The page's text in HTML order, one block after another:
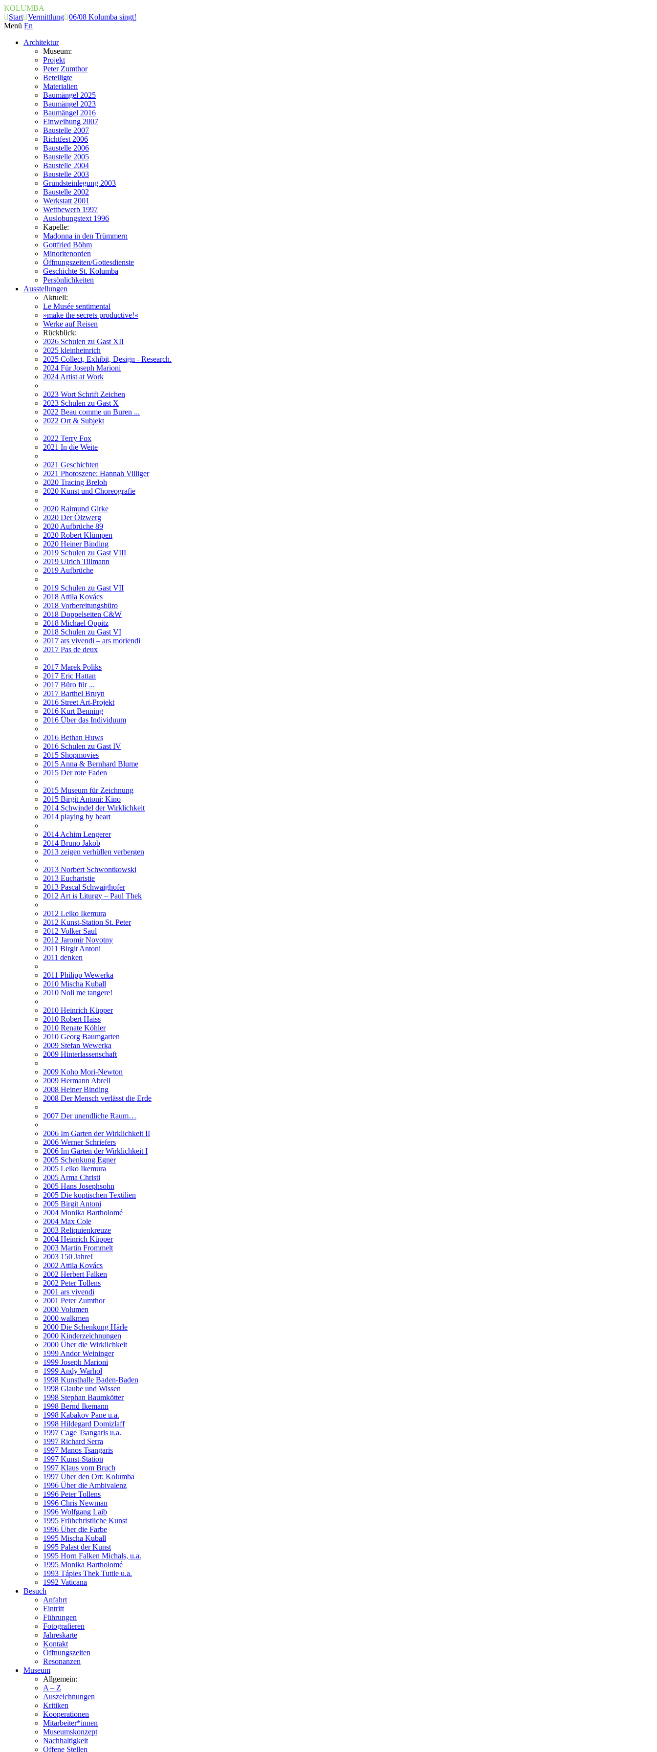
KOLUMBA
Start Vermittlung 06/08 Kolumba singt!
Menü En
Architektur
Museum:
Projekt
Peter Zumthor
Beteiligte
Materialien
Baumängel 2025
Baumängel 2023
Baumängel 2016
Einweihung 2007
Baustelle 2007
Richtfest 2006
Baustelle 2006
Baustelle 2005
Baustelle 2004
Baustelle 2003
Grundsteinlegung 2003
Baustelle 2002
Werkstatt 2001
Wettbewerb 1997
Auslobungstext 1996
Kapelle:
Madonna in den Trümmern
Gottfried Böhm
Minoritenorden
Öffnungszeiten/Gottesdienste
Geschichte St. Kolumba
Persönlichkeiten
Ausstellungen
Aktuell:
Le Musée sentimental
»make the secrets productive!«
Werke auf Reisen
Rückblick:
2026 Schulen zu Gast XII
2025 kleinheinrich
2025 Collect, Exhibit, Design - Research.
2024 Für Joseph Marioni
2024 Artist at Work
2023 Wort Schrift Zeichen
2023 Schulen zu Gast X
2022 Beau comme un Buren ...
2022 Ort & Subjekt
2022 Terry Fox
2021 In die Weite
2021 Geschichten
2021 Photoszene: Hannah Villiger
2020 Tracing Breloh
2020 Kunst und Choreografie
2020 Raimund Girke
2020 Der Ölzwerg
2020 Aufbrüche 89
2020 Robert Klümpen
2020 Heiner Binding
2019 Schulen zu Gast VIII
2019 Ulrich Tillmann
2019 Aufbrüche
2019 Schulen zu Gast VII
2018 Attila Kovács
2018 Vorbereitungsbüro
2018 Doppelseiten C&W
2018 Michael Oppitz
2018 Schulen zu Gast VI
2017 ars vivendi – ars moriendi
2017 Pas de deux
2017 Marek Poliks
2017 Eric Hattan
2017 Büro für ...
2017 Barthel Bruyn
2016 Street Art-Projekt
2016 Kurt Benning
2016 Über das Individuum
2016 Bethan Huws
2016 Schulen zu Gast IV
2015 Shopmovies
2015 Anna & Bernhard Blume
2015 Der rote Faden
2015 Museum für Zeichnung
2015 Birgit Antoni: Kino
2014 Schwindel der Wirklichkeit
2014 playing by heart
2014 Achim Lengerer
2014 Bruno Jakob
2013 zeigen verhüllen verbergen
2013 Norbert Schwontkowski
2013 Eucharistie
2013 Pascal Schwaighofer
2012 Art is Liturgy – Paul Thek
2012 Leiko Ikemura
2012 Kunst-Station St. Peter
2012 Volker Saul
2012 Jaromir Novotny
2011 Birgit Antoni
2011 denken
2011 Philipp Wewerka
2010 Mischa Kuball
2010 Noli me tangere!
2010 Heinrich Küpper
2010 Robert Haiss
2010 Renate Köhler
2010 Georg Baumgarten
2009 Stefan Wewerka
2009 Hinterlassenschaft
2009 Koho Mori-Newton
2009 Hermann Abrell
2008 Heiner Binding
2008 Der Mensch verlässt die Erde
2007 Der unendliche Raum…
2006 Im Garten der Wirklichkeit II
2006 Werner Schriefers
2006 Im Garten der Wirklichkeit I
2005 Schenkung Egner
2005 Leiko Ikemura
2005 Arma Christi
2005 Hans Josephsohn
2005 Die koptischen Textilien
2005 Birgit Antoni
2004 Monika Bartholomé
2004 Max Cole
2003 Reliquienkreuze
2004 Heinrich Küpper
2003 Martin Frommelt
2003 150 Jahre!
2002 Attila Kovács
2002 Herbert Falken
2002 Peter Tollens
2001 ars vivendi
2001 Peter Zumthor
2000 Volumen
2000 walkmen
2000 Die Schenkung Härle
2000 Kinderzeichnungen
2000 Über die Wirklichkeit
1999 Andor Weininger
1999 Joseph Marioni
1999 Andy Warhol
1998 Kunsthalle Baden-Baden
1998 Glaube und Wissen
1998 Stephan Baumkötter
1998 Bernd Ikemann
1998 Kabakov Pane u.a.
1998 Hildegard Domizlaff
1997 Cage Tsangaris u.a.
1997 Richard Serra
1997 Manos Tsangaris
1997 Kunst-Station
1997 Klaus vom Bruch
1997 Über den Ort: Kolumba
1996 Über die Ambivalenz
1996 Peter Tollens
1996 Chris Newman
1996 Wolfgang Laib
1995 Frühchristliche Kunst
1996 Über die Farbe
1995 Mischa Kuball
1995 Palast der Kunst
1995 Horn Falken Michals, u.a.
1995 Monika Bartholomé
1993 Tápies Thek Tuttle u.a.
1992 Vaticana
Besuch
Anfahrt
Eintritt
Führungen
Fotografieren
Jahreskarte
Kontakt
Öffnungszeiten
Resonanzen
Museum
Allgemein:
A – Z
Auszeichnungen
Kritiken
Kooperationen
Mitarbeiter*innen
Museumskonzept
Nachhaltigkeit
Offene Stellen